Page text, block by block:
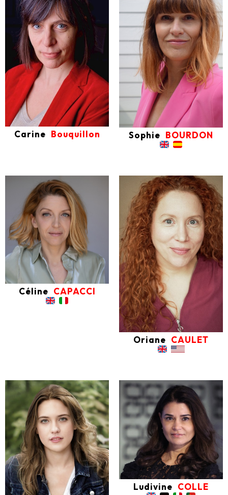
Carine Bouquillon Sophie BOURDON
Céline CAPACCI
Oriane CAULET
Ludivine COLLE